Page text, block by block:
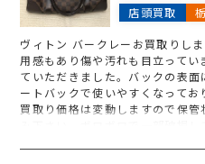
このブログを読んでいる方はど
て、ジュエルカフェベルモール宇
属や金券、テレホンカードや切手
を行なっております。 査定だけ
一度ご来店ください! (査定には
ってご来店ください) スタッフ一
店頭買取
ヴィトン バークレーお買取りし
用感もあり傷や汚れも目立って
ていただきました。バックの表
ートバックで使いやすくなって
買取り価格は変動しますので保
み下さい。ボロボロで一部破損
問に思いましたらこの機会に是